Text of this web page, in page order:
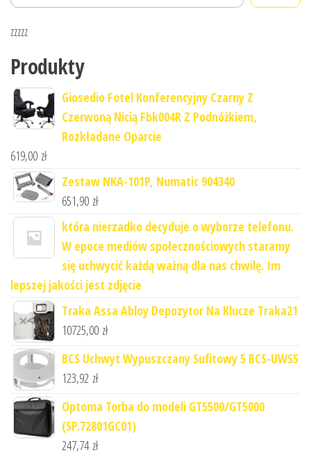
zzzzz
Produkty
Giosedio Fotel Konferencyjny Czarny Z
Czerwoną Nicią Fbk004R Z Podnóżkiem,
Rozkładane Oparcie
619,00 zł
Zestaw NKA-101P, Numatic 904340
651,90 zł
która nierzadko decyduje o wyborze telefonu.
W epoce mediów społecznościowych staramy
się uchwycić każdą ważną dla nas chwilę. Im
lepszej jakości jest zdjęcie
Traka Assa Abloy Depozytor Na Klucze Traka21
10725,00 zł
BCS Uchwyt Wypuszczany Sufitowy 5 BCS-UWS5
123,92 zł
Optoma Torba do modeli GT5500/GT5000
(SP.72801GC01)
247,74 zł